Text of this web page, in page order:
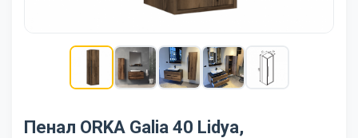
Пенал ORKA Galia 40 Lidya,